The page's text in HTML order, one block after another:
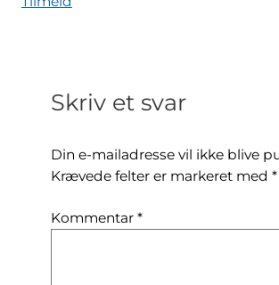
Skriv et svar
Din e-mailadresse vil ikke blive
Krævede felter er markeret med*
Kommentar*